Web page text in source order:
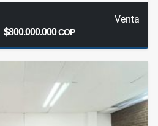
Venta
$800.000.000COP